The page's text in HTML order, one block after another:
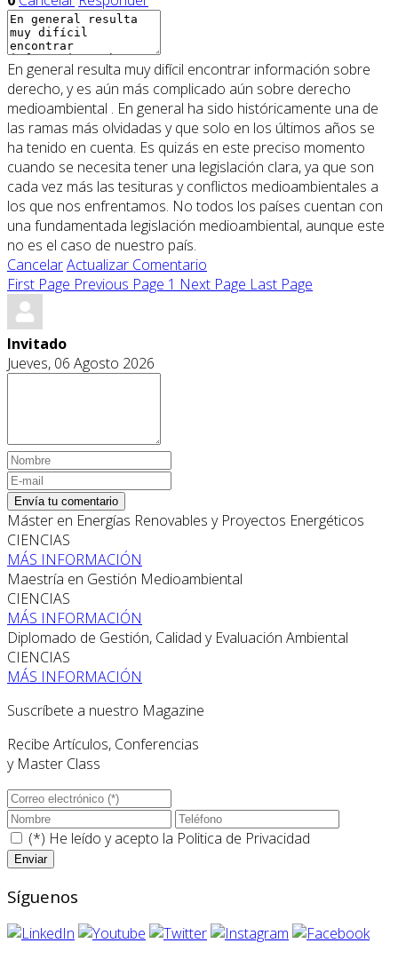
En general resulta muy difícil encontrar información sobre
derecho, y es aún más complicado aún sobre derecho
medioambiental . En general ha sido históricamente una de
las ramas más olvidadas y que solo en los últimos años se
ha tenido en cuenta. Es quizás en este preciso momento
cuando se necesita tener una legislación clara, ya que son
cada vez más las tesituras y conflictos medioambientales a
los que nos enfrentamos. No todos los países cuentan con
una fundamentada legislación medioambiental, aunque este
no es el caso de nuestro país.
CancelarActualizar Comentario
First Page Previous Page 1 Next Page Last Page
Invitado
Jueves, 06 Agosto 2026
Envía tu comentario
Máster en Energías Renovables y Proyectos Energéticos
CIENCIAS
MÁS INFORMACIÓN
Maestría en Gestión Medioambiental
CIENCIAS
MÁS INFORMACIÓN
Diplomado de Gestión, Calidad y Evaluación Ambiental
CIENCIAS
MÁS INFORMACIÓN
Suscríbete a nuestro Magazine
Recibe Artículos, Conferencias
y Master Class
(*) He leído y acepto la Politica de Privacidad
Síguenos